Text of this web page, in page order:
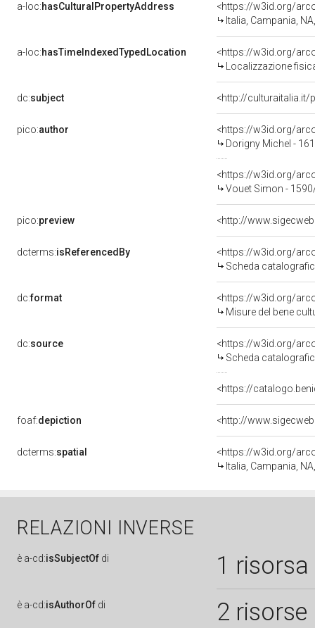
a-loc:hasCulturalPropertyAddress
<https://w3id.org/
Italia, Campania,
a-loc:hasTimeIndexedTypedLocation
<https://w3id.org/
Localizzazione
dc:subject <http://
pico:author
<https://w3id.org/
Dorigny Michel -
<https://w3id.org/
Vouet Simon -
pico:preview
dcterms:isReferencedBy
<https://w3id.org/
Scheda
dc:format
<https://w3id.org/
Misure del bene
dc:source
<https://w3id.org/
Scheda
<https://
foaf:depiction
dcterms:spatial
<https://w3id.org/
Italia, Campania,
RELAZIONI INVERSE
è a-cd:isSubjectOf di 1 risorsa
è a-cd:isAuthorOf di 2 risorse